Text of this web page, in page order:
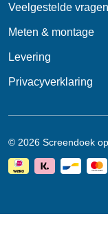
Veelgestelde vragen
Meten & montage
Levering
Privacyverklaring
© 2026 Screendoek